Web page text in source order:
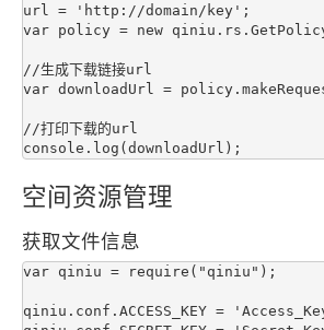
url = 'http://domain/key';
var policy = new
//生成下载链接url
var downloadUrl =
//打印下载的url
空间资源管理
获取文件信息
var qiniu = require("qiniu");
qiniu.conf.ACCESS_KEY =